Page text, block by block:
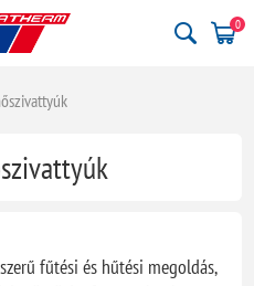
0
fűtési és hűtési megoldás,